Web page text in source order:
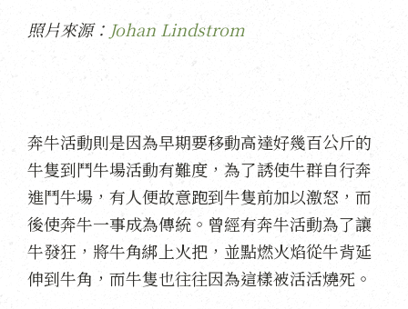
照片來源： Johan Lindstrom
奔牛活動則是因為早期要移動高達好幾百公斤的
牛隻到鬥牛場活動有難度，為了誘使牛群自行奔
進鬥牛場，有人便故意跑到牛隻前加以激怒，而
後使奔牛一事成為傳統。曾經有奔牛活動為了讓
牛發狂，將牛角綁上火把，並點燃火焰從牛背延
伸到牛角，而牛隻也往往因為這樣被活活燒死。